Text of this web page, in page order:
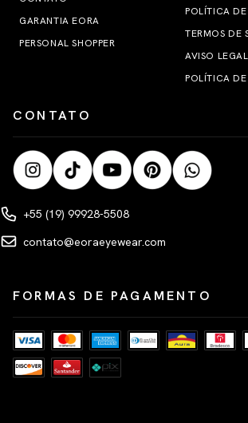
GARANTIA EORA
PERSONAL SHOPPER
POLÍTICA
TERMOS DE
AVISO LEGAL
POLÍTICA
CONTATO
+55 (19) 99928-5508
contato@eoraeyewear.com
FORMAS DE PAGAMENTO